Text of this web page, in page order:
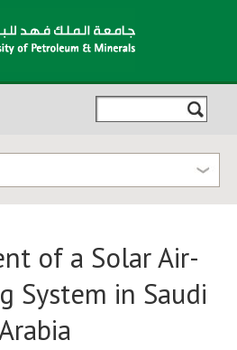
of a Solar Air-
System in Saudi